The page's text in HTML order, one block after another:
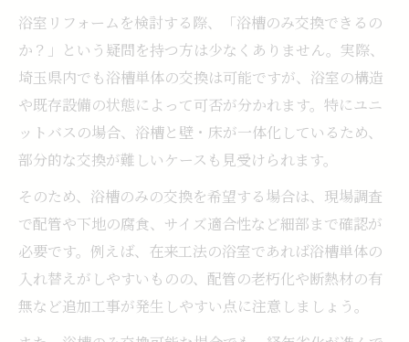
浴室リフォームで部分交換する際の工事範
囲の考え方
浴室リフォームの部分的な施工で費用を抑
える方法
浴室リフォームでユニットバス交換を選ぶ
浴槽のみ交換と全面リフォームの比較ポイ
ント
浴室リフォームでおすすめの部分補修と効
果的な活用例
浴室リフォームを検討する際、「浴槽のみ交換できるの
か？」という疑問を持つ方は少なくありません。実際、
埼玉県内でも浴槽単体の交換は可能ですが、浴室の構造
や既存設備の状態によって可否が分かれます。特にユニ
ットバスの場合、浴槽と壁・床が一体化しているため、
部分的な交換が難しいケースも見受けられます。
そのため、浴槽のみの交換を希望する場合は、現場調査
で配管や下地の腐食、サイズ適合性など細部まで確認が
必要です。例えば、在来工法の浴室であれば浴槽単体の
入れ替えがしやすいものの、配管の老朽化や断熱材の有
無など追加工事が発生しやすい点に注意しましょう。